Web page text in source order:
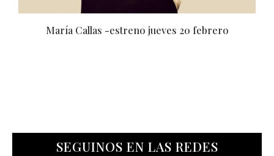
Callas -estreno jueves 20 febrero Código:
SEGUINOS EN LAS REDES